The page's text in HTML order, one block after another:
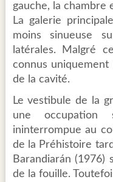
gauche, la chambre
La galerie
moins sinueuse
latérales. Malgré
connus
de la cavité.
Le vestibule de la
une occupation
ininterrompue au
de la Préhistoire
Barandiarán (1976)
de la fouille.